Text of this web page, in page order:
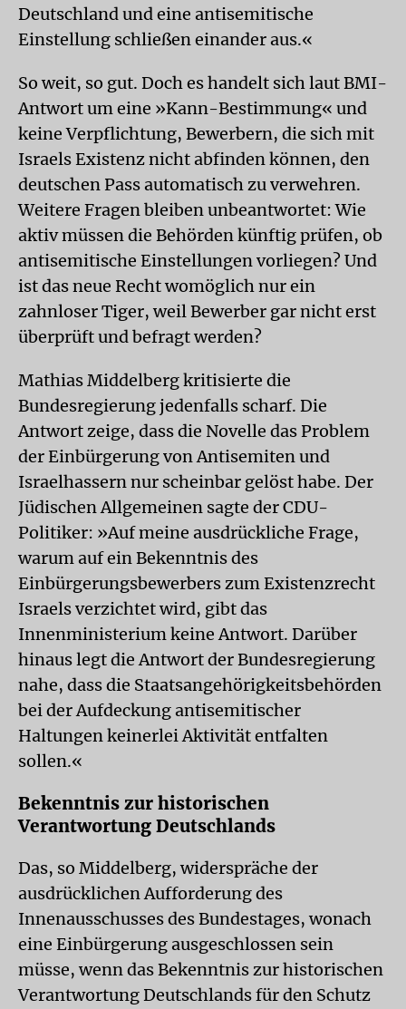
Deutschland und eine antisemitische
Einstellung schließen einander aus.«
So weit, so gut. Doch es handelt sich laut BMI-
Antwort um eine »Kann-Bestimmung« und
keine Verpflichtung, Bewerbern, die sich mit
Israels Existenz nicht abfinden können, den
deutschen Pass automatisch zu verwehren.
Weitere Fragen bleiben unbeantwortet: Wie
aktiv müssen die Behörden künftig prüfen, ob
antisemitische Einstellungen vorliegen? Und
ist das neue Recht womöglich nur ein
zahnloser Tiger, weil Bewerber gar nicht erst
überprüft und befragt werden?
Mathias Middelberg kritisierte die
Bundesregierung jedenfalls scharf. Die
Antwort zeige, dass die Novelle das Problem
der Einbürgerung von Antisemiten und
Israelhassern nur scheinbar gelöst habe. Der
Jüdischen Allgemeinen sagte der CDU-
Politiker: »Auf meine ausdrückliche Frage,
warum auf ein Bekenntnis des
Einbürgerungsbewerbers zum Existenzrecht
Israels verzichtet wird, gibt das
Innenministerium keine Antwort. Darüber
hinaus legt die Antwort der Bundesregierung
nahe, dass die Staatsangehörigkeitsbehörden
bei der Aufdeckung antisemitischer
Haltungen keinerlei Aktivität entfalten
sollen.«
Bekenntnis zur historischen
Verantwortung Deutschlands
Das, so Middelberg, widerspräche der
ausdrücklichen Aufforderung des
Innenausschusses des Bundestages, wonach
eine Einbürgerung ausgeschlossen sein
müsse, wenn das Bekenntnis zur historischen
Verantwortung Deutschlands für den Schutz